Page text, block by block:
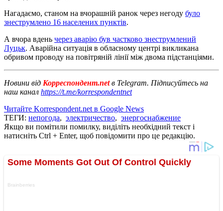
Нагадаємо, станом на вчорашній ранок через негоду було
знеструмлено 16 населених пунктів.
А вчора вдень через аварію був частково знеструмлений
Луцьк. Аварійна ситуація в обласному центрі викликана
обривом проводу на повітряній лінії між двома підстанціями.
Новини від Корреспондент.netв Telegram. Підписуйтесь на
наш канал https://t.me/korrespondentnet
Читайте Korrespondent.net в Google News
ТЕГИ: непогода, электричество, энергоснабжение
Якщо ви помітили помилку, виділіть необхідний текст і
натисніть Ctrl + Enter, щоб повідомити про це редакцію.